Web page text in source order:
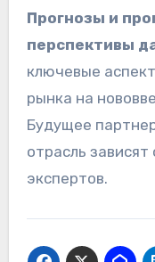
Прогнозы и
перспективы
ключевые
рынка на
Будущее
отрасль
экспертов.